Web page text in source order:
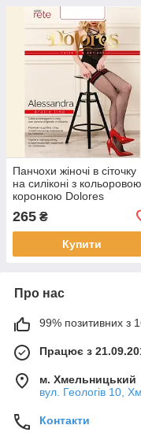
Панчохи жіночі в сіточку
на силіконі з кольоровою
коронкою Dolores
Alessandra Rete чорні 1/
3/4 5/6 - р. 1/2
265 ₴
Купити
Про нас
99% позитивних з
Працює з
м. Хмельницький
вул. Геологів 10,
Контакти